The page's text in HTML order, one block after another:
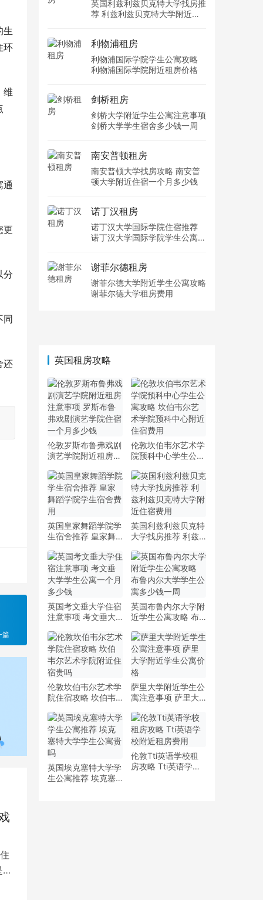
生
环
维
通
更
分
同
还
篇
英国利兹利兹贝克特大学找房推
荐 利兹利兹贝克特大学附近住
利物浦租房
利物浦国际学院学生公寓攻略
利物浦国际学院附近租房价格
剑桥租房
剑桥大学附近学生公寓注意事项
剑桥大学学生宿舍多少钱一周
南安普顿租房
南安普顿大学找房攻略 南安普
顿大学附近住宿一个月多少钱
诺丁汉租房
诺丁汉大学国际学院住宿推荐
诺丁汉大学国际学院学生公寓多
谢菲尔德租房
谢菲尔德大学附近学生公寓攻略
谢菲尔德大学租房费用
英国租房攻略
伦敦罗斯布鲁弗戏剧
演艺学院附近租房注
戏剧演艺学院住宿一
个月多少钱
伦敦坎伯韦尔艺术学
院预科中心学生公寓
学院预科中心附近住
宿费用
英国皇家舞蹈学院学
生宿舍推荐 皇家舞
英国利兹利兹贝克特
大学找房推荐 利兹
住宿费用
英国考文垂大学住宿
注意事项 考文垂大
少钱
英国布鲁内尔大学附
近学生公寓攻略 布
多少钱一周
伦敦坎伯韦尔艺术学
院住宿攻略 坎伯韦
贵吗
萨里大学附近学生公
寓注意事项 萨里大
英国埃克塞特大学学
生公寓推荐 埃克塞
伦敦Tti英语学校租
房攻略 Tti英语学校